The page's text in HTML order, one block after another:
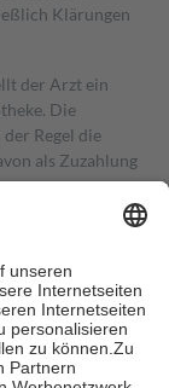
Klärungen
der Arzt ein
Die
Regel die
als Zuzahlung
von zehn
die tatsächlichen
Apotheken.
die
je